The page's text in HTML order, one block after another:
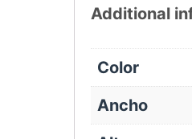
Additional
Color
Ancho